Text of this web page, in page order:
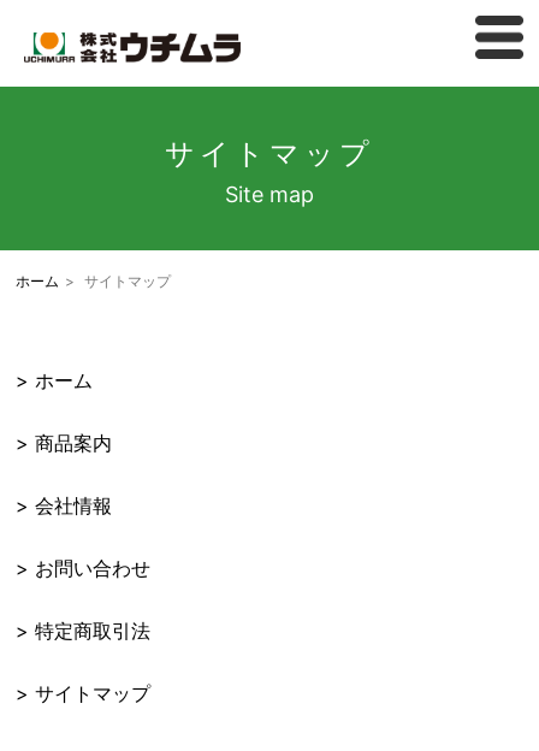
サイトマップ
Site map
ホーム > サイトマップ
ホーム
商品案内
会社情報
お問い合わせ
特定商取引法
サイトマップ